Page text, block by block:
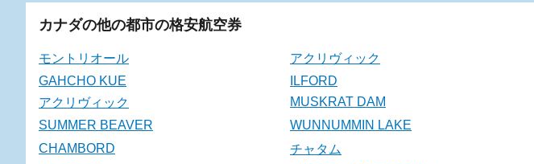
カナダの他の都市の格安航空券
モントリオール アクリヴィック
GAHCHO KUE
ILFORD
アクリヴィック
MUSKRAT DAM
SUMMER BEAVER
WUNNUMMIN LAKE
CHAMBORD
チャタム